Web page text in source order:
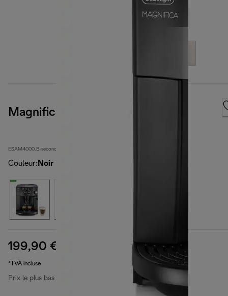
Magnifica
ESAM4000.B-second
Couleur: Noir
199,90 € prix original 339,90 €
*TVA incluse
Prix le plus bas 30 derniers jours